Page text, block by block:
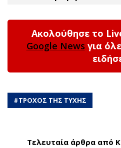
Ακολούθησε το
Google News για
#ΤΡΟΧΟΣ ΤΗΣ ΤΥΧΗΣ
Τελευταία άρθρα από